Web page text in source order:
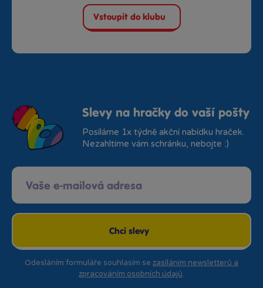
Vstoupit do klubu
Slevy na hračky do vaší pošty
Posíláme 1x týdně akční nabídku hraček.
Nezahltíme vám schránku, nebojte :)
Chci slevy
Odesláním formuláře souhlasím se zasíláním newsletterů a
zpracováním osobních údajů.